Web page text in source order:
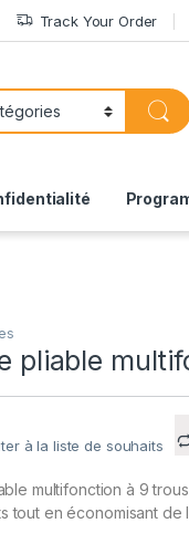
Track Your Order
pliable
à la liste de souhaits
multifonction à 9
tout en économisant de